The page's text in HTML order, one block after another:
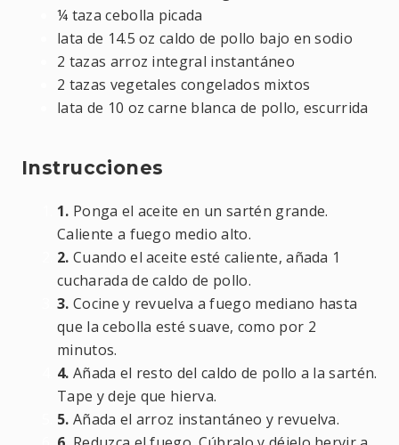
¼ taza cebolla picada
lata de 14.5 oz caldo de pollo bajo en sodio
2 tazas arroz integral instantáneo
2 tazas vegetales congelados mixtos
lata de 10 oz carne blanca de pollo, escurrida
Instrucciones
1. Ponga el aceite en un sartén grande.
Caliente a fuego medio alto.
2. Cuando el aceite esté caliente, añada 1
cucharada de caldo de pollo.
3. Cocine y revuelva a fuego mediano hasta
que la cebolla esté suave, como por 2
minutos.
4. Añada el resto del caldo de pollo a la sartén.
Tape y deje que hierva.
5. Añada el arroz instantáneo y revuelva.